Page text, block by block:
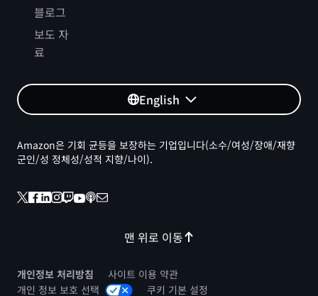
블로그
보도 자
료
English
맨 위로 이동
Amazon은 기회 균등을 보장하는 기업입니다(소수/여성/장애/재향
군인/성 정체성/성적 지향/나이).
개인정보 처리방침
사이트 이용 약관
개인 정보 보호 선택
쿠키 기본 설정